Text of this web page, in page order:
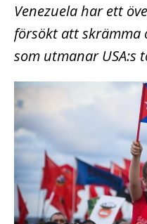
Venezuela har ett
försökt att
som utmanar USA:s